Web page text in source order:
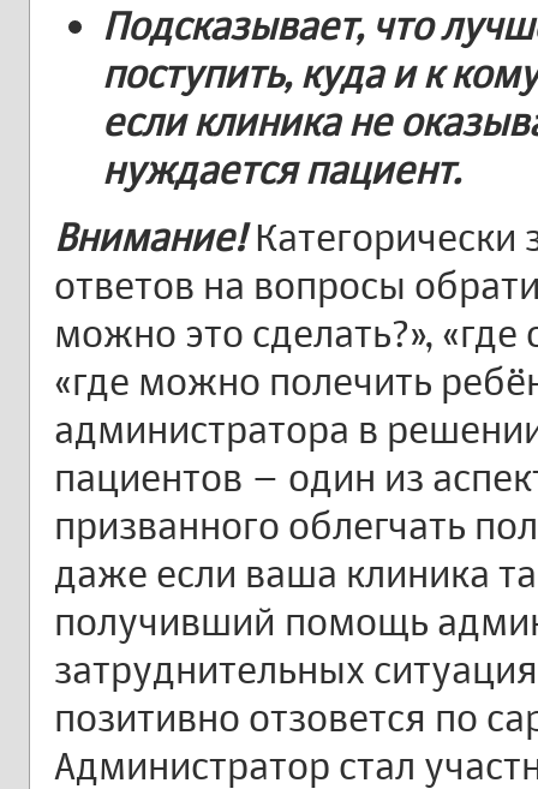
Подсказывает, что
поступить, куда и к
если клиника не
нуждается пациент.
Внимание!Категорически
ответов на вопросы
можно это сделать?», «где
«где можно полечить
администратора в
пациентов – один из
призванного облегчать
даже если ваша клиника
получивший помощь
затруднительных
позитивно отзовется по
Администратор стал